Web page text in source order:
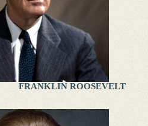
FRANKLIN ROOSEVELT